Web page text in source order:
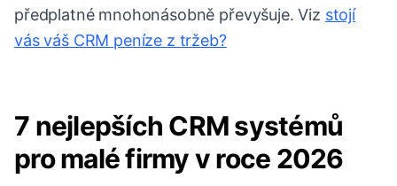
předplatné mnohonásobně převyšuje. Viz stojí
vás váš CRM peníze z tržeb?
7 nejlepších CRM systémů
pro malé firmy v roce 2026